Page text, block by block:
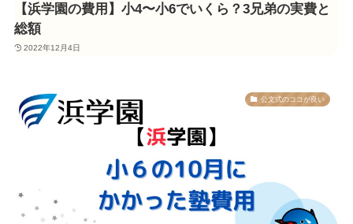
【浜学園の費用】小4〜小6でいくら？3兄弟の実費と
総額
2022年12月4日
公文式のココが良い